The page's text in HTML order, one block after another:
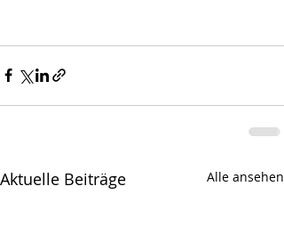
Aktuelle Beiträge Alle ansehen